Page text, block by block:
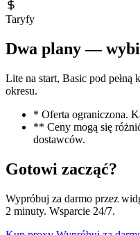
Taryfy
Dwa plany —
Lite na start, Basic pod pełną
okresu.
* Oferta ograniczona.
** Ceny mogą się
dostawców.
Gotowi zacząć?
Wypróbuj za darmo przez
2 minuty. Wsparcie 24/7.